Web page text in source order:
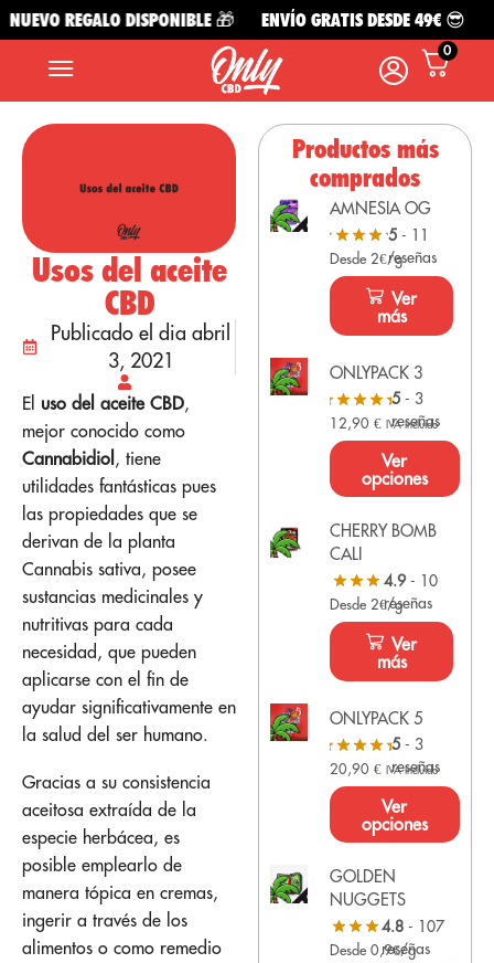
REGALO DISPONIBLE 🎁 ENVÍO GRATIS DESDE 49€ 😎
0
Usos del aceite
CBD
Publicado el dia abril
3, 2021
El uso del aceite CBD,
mejor conocido como
Cannabidiol , tiene
utilidades fantásticas pues
las propiedades que se
derivan de la planta
Cannabis sativa, posee
sustancias medicinales y
nutritivas para cada
necesidad, que pueden
aplicarse con el fin de
ayudar significativamente en
la salud del ser humano.
Gracias a su consistencia
aceitosa extraída de la
especie herbácea, es
posible emplearlo de
manera tópica en cremas,
ingerir a través de los
alimentos o como remedio
Productos más
comprados
AMNESIA OG
5- 11
reseñas
Desde 2€/g
Ver
más
ONLYPACK 3
5- 3
reseñas
12,90€ IVA Incluido
Ver
opciones
CHERRY BOMB
CALI
4.9- 10
reseñas
Desde 2€/g
Ver
más
ONLYPACK 5
5- 3
reseñas
20,90€ IVA Incluido
Ver
opciones
GOLDEN
NUGGETS
4.8- 107
reseñas
Desde 0,9€/g